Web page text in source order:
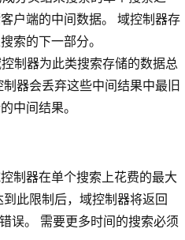
户端的中间数据。 域控制器存
索的下一部分。
制器为此类搜索存储的数据总
器会丢弃这些中间结果中最旧
中间结果。
制器在单个搜索上花费的最大
此限制后，域控制器将返回
误。 需要更多时间的搜索必须